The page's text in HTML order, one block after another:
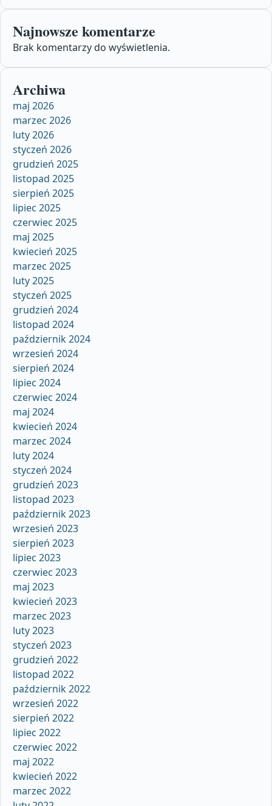
Najnowsze komentarze
Brak komentarzy do wyświetlenia.
Archiwa
maj 2026
marzec 2026
luty 2026
styczeń 2026
grudzień 2025
listopad 2025
sierpień 2025
lipiec 2025
czerwiec 2025
maj 2025
kwiecień 2025
marzec 2025
luty 2025
styczeń 2025
grudzień 2024
listopad 2024
październik 2024
wrzesień 2024
sierpień 2024
lipiec 2024
czerwiec 2024
maj 2024
kwiecień 2024
marzec 2024
luty 2024
styczeń 2024
grudzień 2023
listopad 2023
październik 2023
wrzesień 2023
sierpień 2023
lipiec 2023
czerwiec 2023
maj 2023
kwiecień 2023
marzec 2023
luty 2023
styczeń 2023
grudzień 2022
listopad 2022
październik 2022
wrzesień 2022
sierpień 2022
lipiec 2022
czerwiec 2022
maj 2022
kwiecień 2022
marzec 2022